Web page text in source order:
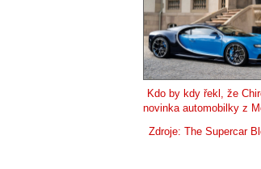
Kdo by kdy řekl, že
novinka automobilky z
Zdroje: The Supercar